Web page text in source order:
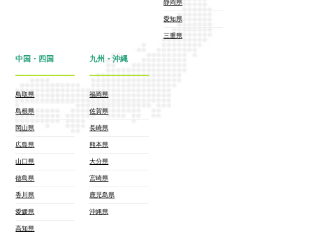
静岡県
愛知県
三重県
中国・四国
鳥取県
島根県
岡山県
広島県
山口県
徳島県
香川県
愛媛県
高知県
九州・沖縄
福岡県
佐賀県
長崎県
熊本県
大分県
宮崎県
鹿児島県
沖縄県